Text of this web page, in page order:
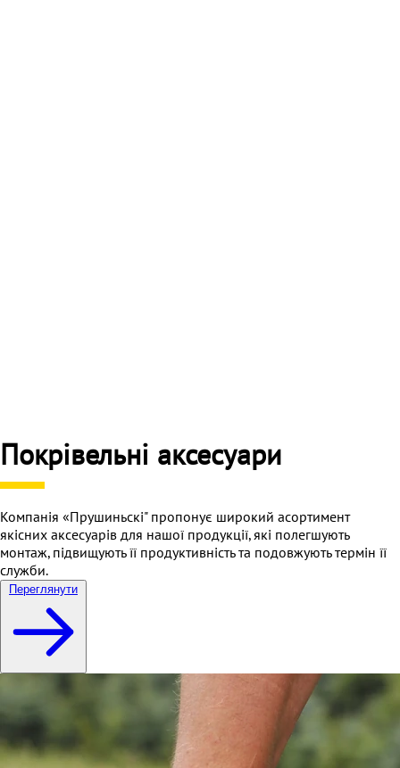
Покрівельні аксесуари
Компанія «Прушиньскі" пропонує широкий асортимент
якісних аксесуарів для нашої продукції, які полегшують
монтаж, підвищують її продуктивність та подовжують термін її
служби.
Переглянути